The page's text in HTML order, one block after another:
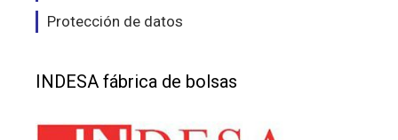
Protección de datos
INDESA fábrica de bolsas